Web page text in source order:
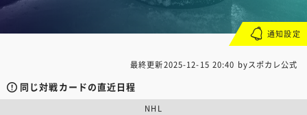
最終更新2025-12-15 20:40 byスポカレ公式
同じ対戦カードの直近日程
NHL
通知設定